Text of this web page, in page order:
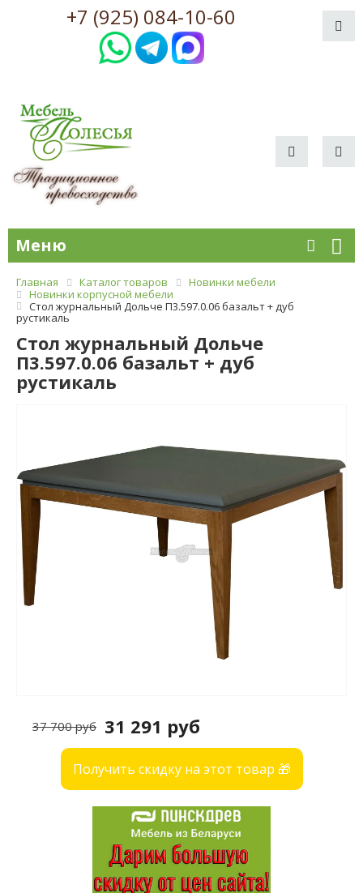
+7 (925) 084-10-60
Меню
Главная Каталог товаров
Новинки мебели
Новинки корпусной мебели
Стол журнальный Дольче П3.597.0.06 базальт + дуб
рустикаль
Стол журнальный Дольче
П3.597.0.06 базальт + дуб
рустикаль
31 291 руб
37 700 руб
Получить скидку на этот товар 🎁